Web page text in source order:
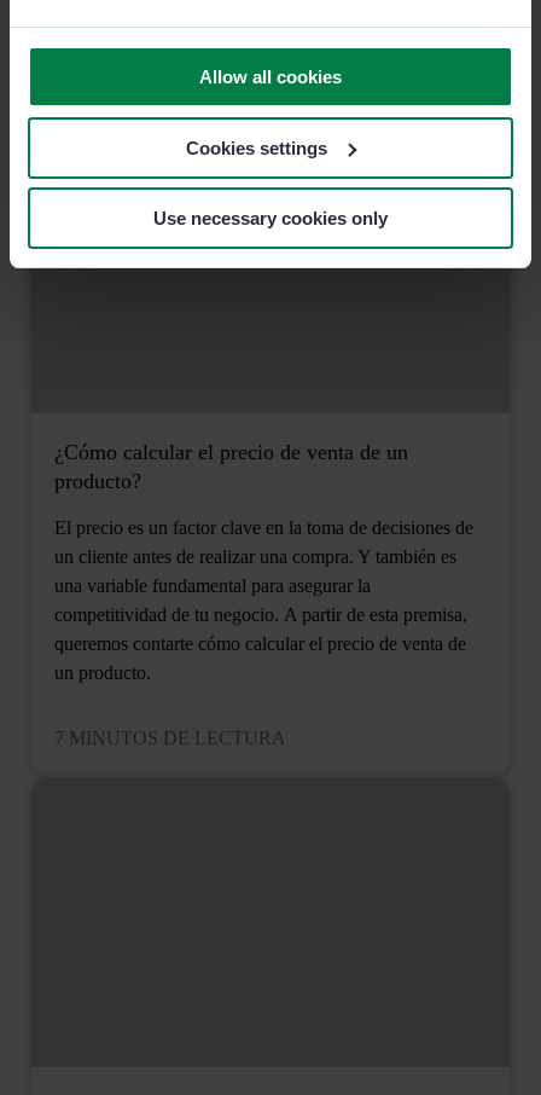
Allow all cookies
Cookies settings
Use necessary cookies only
8 MINUTOS DE LECTURA
¿Cómo calcular el precio de venta de un
producto?
El precio es un factor clave en la toma de decisiones de
un cliente antes de realizar una compra. Y también es
una variable fundamental para asegurar la
competitividad de tu negocio. A partir de esta premisa,
queremos contarte cómo calcular el precio de venta de
un producto.
7 MINUTOS DE LECTURA